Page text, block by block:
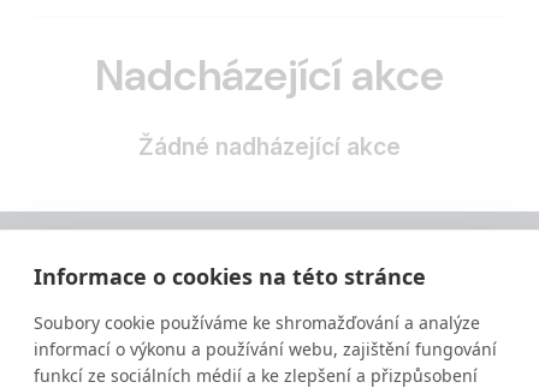
Informace o cookies na této stránce
Soubory cookie používáme ke shromažďování a analýze
informací o výkonu a používání webu, zajištění fungování
funkcí ze sociálních médií a ke zlepšení a přizpůsobení
Nadcházející akce
Žádné nadházející akce